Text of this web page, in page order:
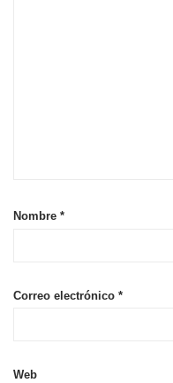
Nombre *
Correo electrónico *
Web